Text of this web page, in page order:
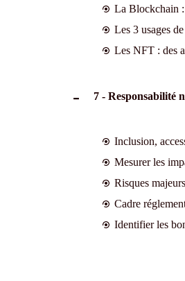
La Blockchain :
Les 3 usages
Les NFT : des
7 - Responsabilité
Inclusion,
Mesurer les
Risques
Cadre
Identifier les